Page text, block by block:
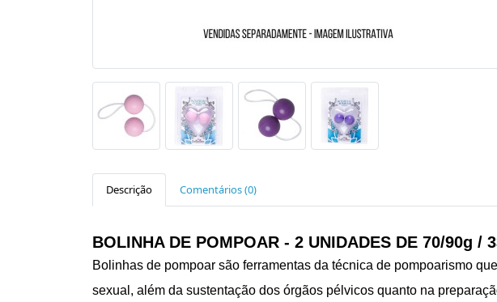
Descrição Comentários (0)
BOLINHA DE POMPOAR - 2 UNIDADES DE 70/90g /
Bolinhas de pompoar são ferramentas da técnica de pompoarismo
sexual, além da sustentação dos órgãos pélvicos quanto na